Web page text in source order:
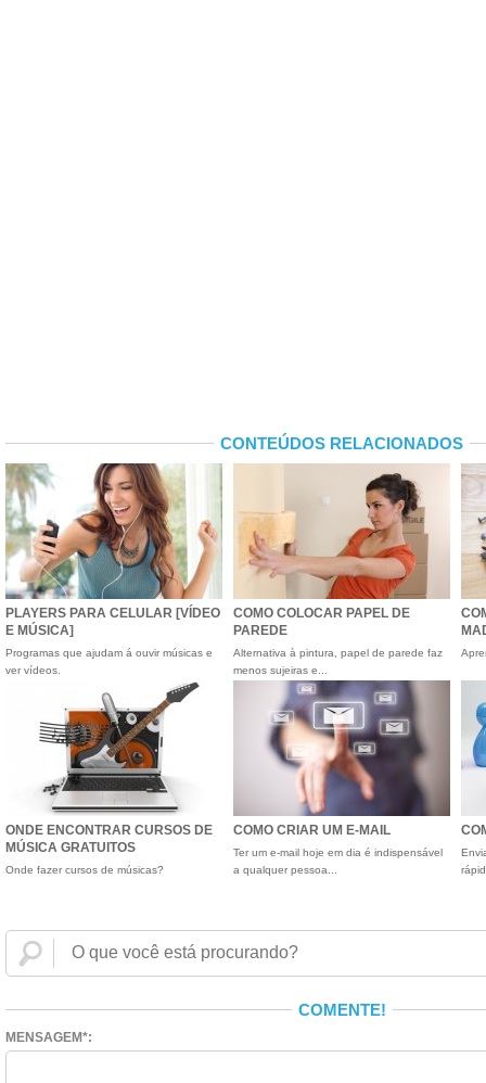
CONTEÚDOS RELACIONADOS
PLAYERS PARA CELULAR [VÍDEO
E MÚSICA]
Programas que ajudam á ouvir músicas e
ver vídeos.
COMO COLOCAR PAPEL DE
PAREDE
Alternativa à pintura, papel de parede faz
menos sujeiras e...
ONDE ENCONTRAR CURSOS DE
MÚSICA GRATUITOS
Onde fazer cursos de músicas?
COMO CRIAR UM E-MAIL
Ter um e-mail hoje em dia é indispensável
a qualquer pessoa...
COMENTE!
MENSAGEM*: